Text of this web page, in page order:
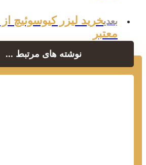
بعدیخرید لیزر کیوسوئیچ از
معتبر
نوشته های مرتبط ...